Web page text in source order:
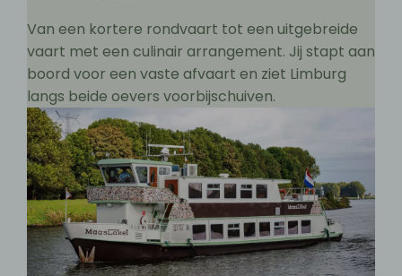
Van een kortere rondvaart tot een uitgebreide
vaart met een culinair arrangement. Jij stapt aan
boord voor een vaste afvaart en ziet Limburg
langs beide oevers voorbijschuiven.